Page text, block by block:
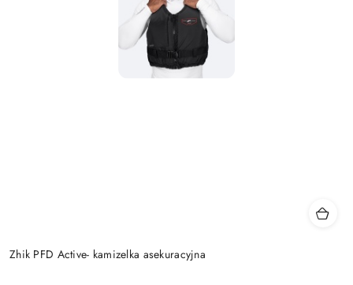
Zhik PFD Active- kamizelka asekuracyjna